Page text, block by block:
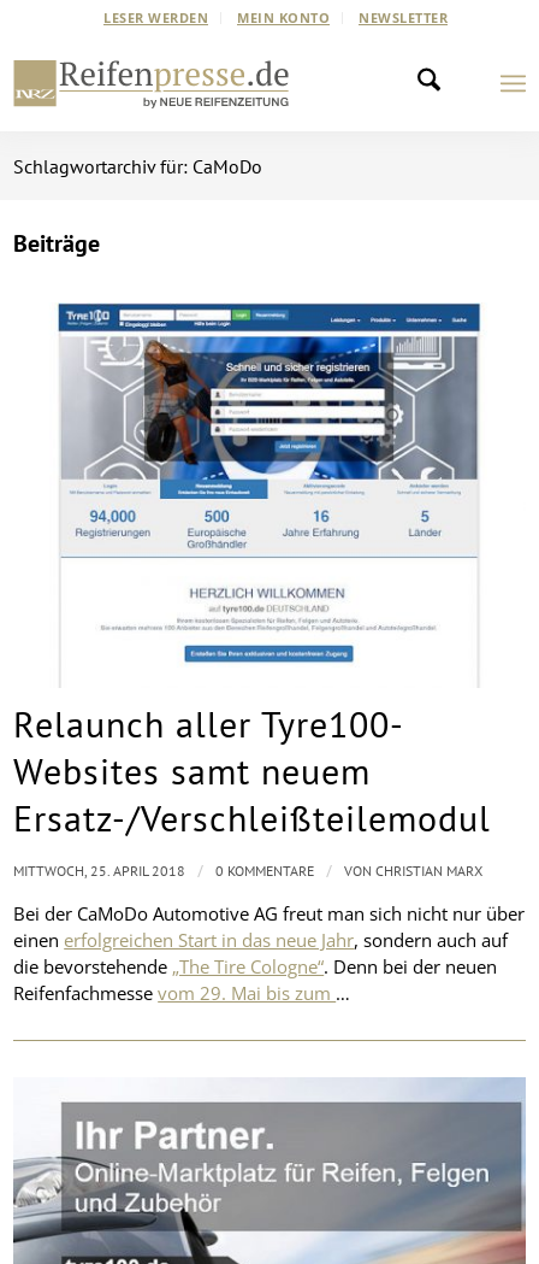
LESER WERDEN MEIN KONTO NEWSLETTER
Schlagwortarchiv für: CaMoDo
Beiträge
Relaunch aller Tyre100-
Websites samt neuem
Ersatz-/Verschleißteilemodul
Bei der CaMoDo Automotive AG freut man sich nicht nur über
einen erfolgreichen Start in das neue Jahr, sondern auch auf
die bevorstehende „The Tire Cologne“. Denn bei der neuen
Reifenfachmessevom 29. Mai bis zum …
MITTWOCH, 25. APRIL 2018 / 0 KOMMENTARE / VONCHRISTIAN MARX